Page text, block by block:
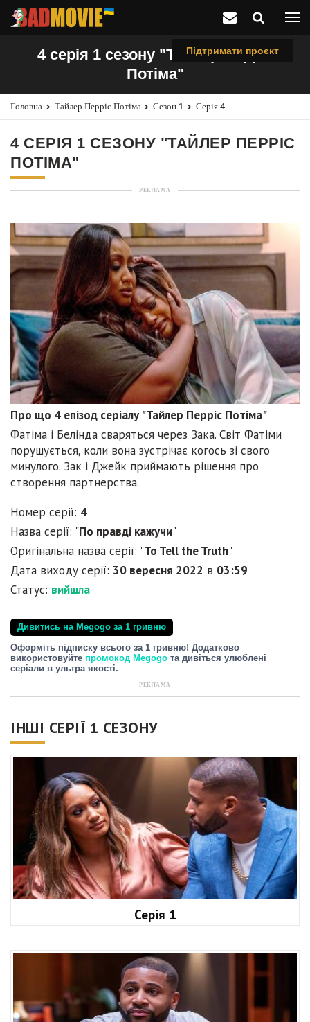
Підтримати проєкт
4 серія 1 сезону "Тайлер Перріс
Потіма"
Головна Тайлер Перріс Потіма Сезон 1 Серія 4
4 СЕРІЯ 1 СЕЗОНУ "ТАЙЛЕР ПЕРРІС
ПОТІМА"
РЕКЛАМА
Про що 4 епізод серіалу "Тайлер Перріс Потіма"
Фатіма і Белінда сваряться через Зака. Світ Фатіми
порушується, коли вона зустрічає когось зі свого
минулого. Зак і Джейк приймають рішення про
створення партнерства.
Номер серії: 4
Назва серії: "По правді кажучи"
Оригінальна назва серії: "To Tell the Truth"
Дата виходу серії: 30 вересня 2022 в 03:59
Статус: вийшла
Дивитись на Megogo за 1 гривню
Оформіть підписку всього за 1 гривню! Додатково
використовуйте промокод Megogo та дивіться улюблені
серіали в ультра якості.
РЕКЛАМА
ІНШІ СЕРІЇ 1 СЕЗОНУ
Серія 1